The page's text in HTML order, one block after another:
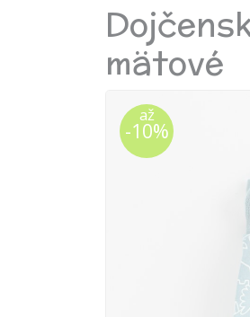
mätové
až
-10%